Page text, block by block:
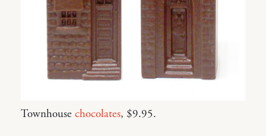
Townhouse chocolates, $9.95.